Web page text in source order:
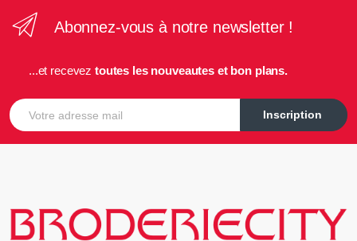
Abonnez-vous à notre newsletter !
...et recevez toutes les nouveautes et bon plans.
E-mail
Inscription